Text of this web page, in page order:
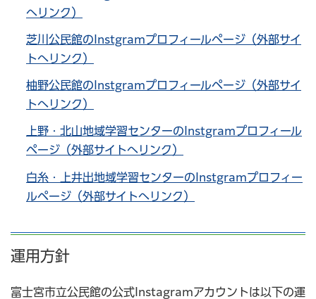
へリンク）
芝川公民館のInstgramプロフィールページ（外部サイ
トへリンク）
柚野公民館のInstgramプロフィールページ（外部サイ
トへリンク）
上野・北山地域学習センターのInstgramプロフィール
ページ（外部サイトへリンク）
白糸・上井出地域学習センターのInstgramプロフィー
ルページ（外部サイトへリンク）
運用方針
富士宮市立公民館の公式Instagramアカウントは以下の運